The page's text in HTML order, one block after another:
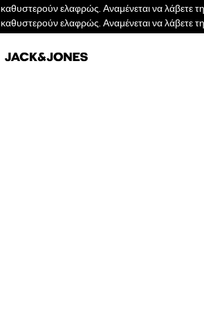
ελαφρώς. Αναμένεται να λάβετε
ελαφρώς. Αναμένεται να λάβετε